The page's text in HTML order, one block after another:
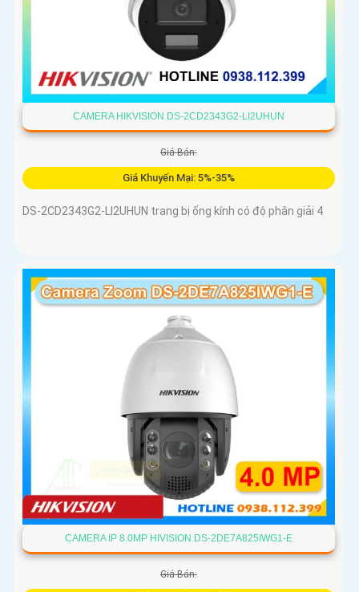
CAMERA HIKVISION DS-2CD2343G2-LI2UHUN
Giá Bán:
Giá Khuyến Mại: 5%-35%
DS-2CD2343G2-LI2UHUN trang bị ống kính có độ phân giải 4
CAMERA IP 8.0MP HIVISION DS-2DE7A825IWG1-E
Giá Bán: